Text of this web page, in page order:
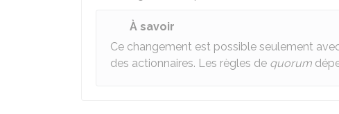
À savoir
Ce changement est possible seulement
des actionnaires. Les règles de quorum